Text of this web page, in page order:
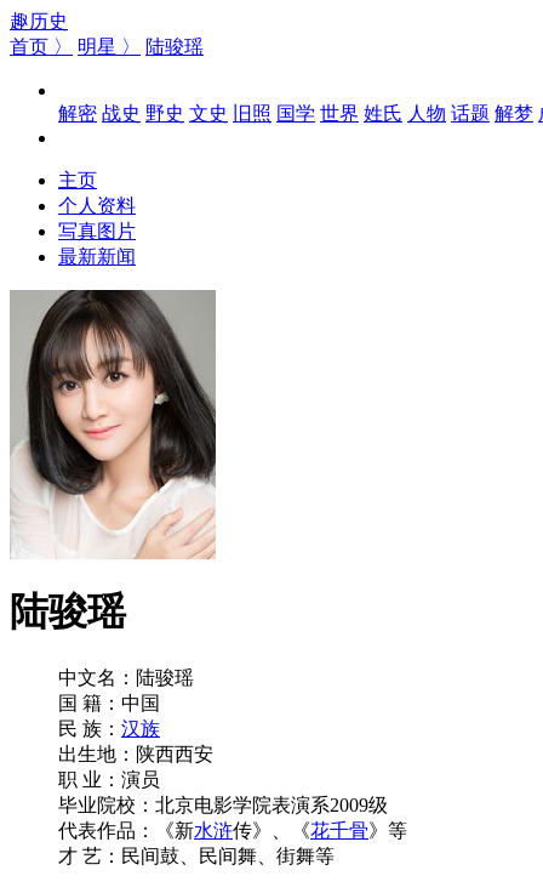
趣历史
首页 〉
明星 〉 陆骏瑶
解密 战史 野史 文史 旧照 国学 世界 姓氏 人物 话题 解梦
主页
个人资料
写真图片
最新新闻
陆骏瑶
中文名：陆骏瑶
国 籍：中国
民 族： 汉族
出生地：陕西西安
职 业：演员
毕业院校：北京电影学院表演系2009级
代表作品：《新水浒传》、《花千骨》等
才 艺：民间鼓、民间舞、街舞等